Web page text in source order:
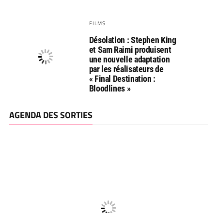
FILMS
Désolation : Stephen King
et Sam Raimi produisent
une nouvelle adaptation
par les réalisateurs de
« Final Destination :
Bloodlines »
AGENDA DES SORTIES